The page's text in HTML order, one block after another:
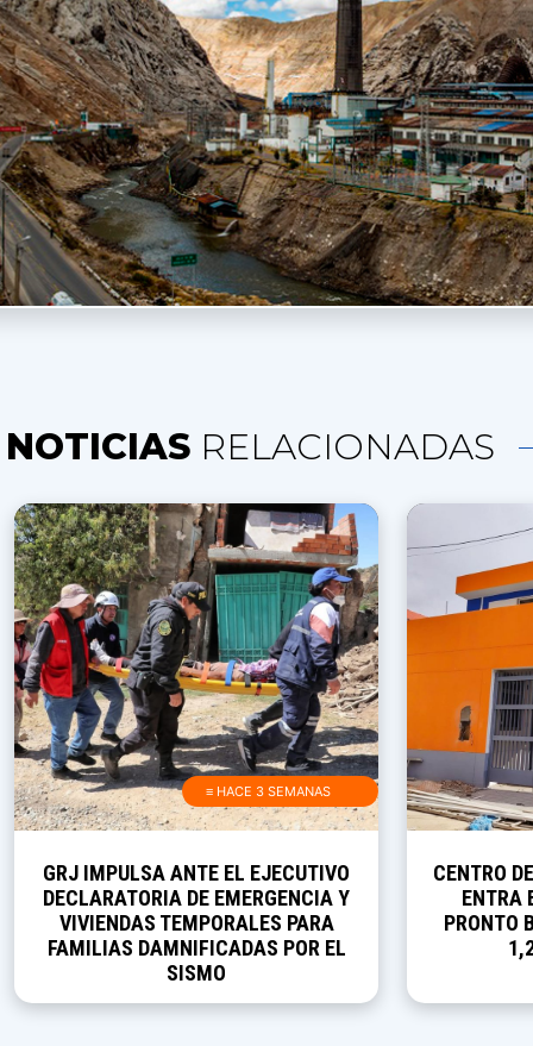
NOTICIAS RELACIONADAS
≡ HACE 3 SEMANAS
GRJ IMPULSA ANTE EL EJECUTIVO
DECLARATORIA DE EMERGENCIA Y
VIVIENDAS TEMPORALES PARA
FAMILIAS DAMNIFICADAS POR EL
SISMO
CENTRO
ENTRA
PRONTO